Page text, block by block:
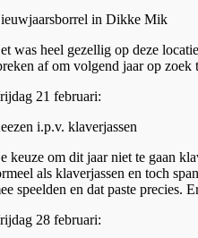
in Dikke Mik
was heel gezellig op deze
af om volgend jaar op zoek
21 februari:
i.p.v. klaverjassen
keuze om dit jaar niet te gaan
als klaverjassen en toch
speelden en dat paste precies.
28 februari: